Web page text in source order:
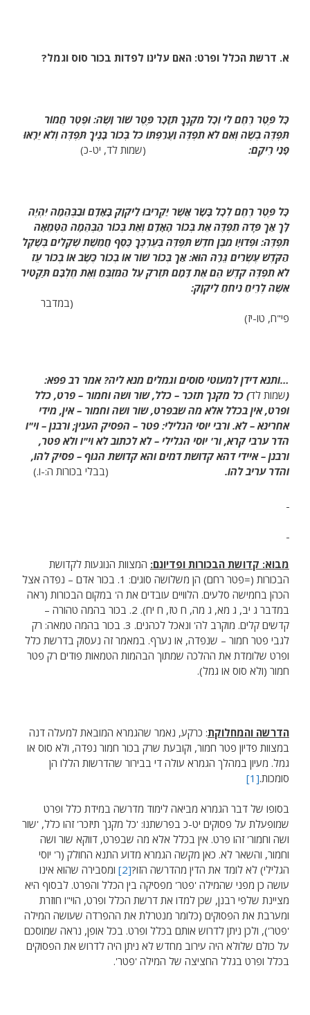
א. דרשת הכלל ופרט: האם עלינו לפדות בכור סוס וגמל?
כָּל פֶּטֶר רֶחֶם לִי וְכָל מִקְנְךָ תִּזָּכָר פֶּטֶר שׁוֹר וָשֶׂה: וּפֶטֶר חֲמוֹר
תִּפְדֶּה בְשֶׂה וְאִם לֹא תִפְדֶּה וַעֲרַפְתּוֹ כֹּל בְּכוֹר בָּנֶיךָ תִּפְדֶּה וְלֹא יֵרָאוּ
פָנַי רֵיקָם:
(שמות לד, יט-כ)
כָּל פֶּטֶר רֶחֶם לְכָל בָּשָׂר אֲשֶׁר יַקְרִיבוּ לַיקֹוָק בָּאָדָם וּבַבְּהֵמָה יִהְיֶה
לָּךְ אַךְ פָּדֹה תִפְדֶּה אֵת בְּכוֹר הָאָדָם וְאֵת בְּכוֹר הַבְּהֵמָה הַטְּמֵאָה
תִּפְדֶּה: וּפְדוּיָו מִבֶּן חֹדֶשׁ תִּפְדֶּה בְּעֶרְכְּךָ כֶּסֶף חֲמֵשֶׁת שְׁקָלִים בְּשֶׁקֶל
הַקֹּדֶשׁ עֶשְׂרִים גֵּרָה הוּא: אַךְ בְּכוֹר שׁוֹר אוֹ בְכוֹר כֶּשֶׂב אוֹ בְכוֹר עֵז
לֹא תִפְדֶּה קֹדֶשׁ הֵם אֶת דָּמָם תִּזְרֹק עַל הַמִּזְבֵּחַ וְאֶת חֶלְבָּם תַּקְטִיר
אִשֶּׁה לְרֵיחַ נִיחֹחַ לַיקֹוָק:
(במדבר
פי"ח, טו-יז)
…ותנא דידן למעוטי סוסים וגמלים מנא ליה? אמר רב פפא:
(שמות לד) כל מקנך תזכר – כלל, שור ושה וחמור – פרט, כלל
ופרט, אין בכלל אלא מה שבפרט, שור ושה וחמור – אין, מידי
אחרינא – לא. ורבי יוסי הגלילי: פטר – הפסיק הענין; ורבנן – וי"ו
הדר ערבי קרא, ור' יוסי הגלילי – לא לכתוב לא וי"ו ולא פטר,
ורבנן – איידי דהא קדושת דמים והא קדושת הגוף – פסיק להו,
והדר עריב להו.
(בבלי בכורות ה:-ו.)
מבוא: קדושת הבכורות ופדיונם: המצוות הנוגעות לקדושת
הבכורות (=פטר רחם) הן משלושה סוגים: 1. בכור אדם – נפדה אצל
הכהן בחמישה סלעים. הלוויים עובדים את ה' במקום הבכורות (ראה
במדבר ג יב, ג מא, ג מה, ח טז, ח יח). 2. בכור בהמה טהורה –
קדשים קלים. מוקרב לה' ונאכל לכהנים. 3. בכור בהמה טמאה: רק
לגבי פטר חמור – שנפדה, או נערף. במאמר זה נעסוק בדרשת כלל
ופרט שלומדת את ההלכה שמתוך הבהמות הטמאות פודים רק פטר
חמור (ולא סוס או גמל).
הדרשה והמחלוקת: כרקע, נאמר שהגמרא המובאת למעלה דנה
במצוות פדיון פטר חמור, וקובעת שרק בכור חמור נפדה, ולא סוס או
גמל. מעיון במהלך הגמרא עולה די בבירור שהדרשות הללו הן
סומכות.[1]
בסופו של דבר הגמרא מביאה לימוד מדרשה במידת כלל ופרט
שמופעלת על פסוקים יט-כ בפרשתנו: 'כל מקנך תיזכר' זהו כלל, 'שור
ושה וחמור' זהו פרט. אין בכלל אלא מה שבפרט, דווקא שור ושה
וחמור, והשאר לא. כאן מקשה הגמרא מדוע התנא החולק (ר' יוסי
הגלילי) לא לומד את הדין מהדרשה הזו?[2]
ומסבירה שהוא אינו
עושה כן מפני שהמילה 'פטר' מפסיקה בין הכלל והפרט. לבסוף היא
מציינת שלפי רבנן, שכן למדו את דרשת הכלל ופרט, הוי"ו חוזרת
ומערבת את הפסוקים (כלומר מנטרלת את ההפרדה שעושה המילה
'פטר'), ולכן ניתן לדרוש אותם בכלל ופרט. בכל אופן, נראה שמוסכם
על כולם שלולא היה עירוב מחדש לא ניתן היה לדרוש את הפסוקים
בכלל ופרט בגלל החציצה של המילה 'פטר'.